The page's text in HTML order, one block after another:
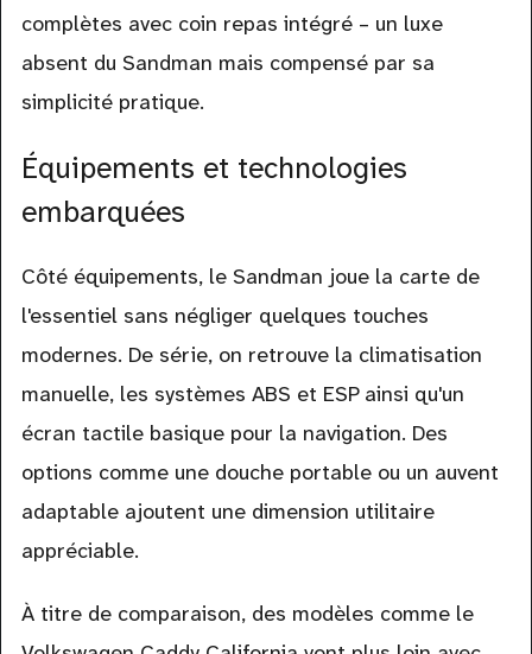
complètes avec coin repas intégré – un luxe
absent du Sandman mais compensé par sa
simplicité pratique.
Équipements et technologies
embarquées
Côté équipements, le Sandman joue la carte de
l'essentiel sans négliger quelques touches
modernes. De série, on retrouve la climatisation
manuelle, les systèmes ABS et ESP ainsi qu'un
écran tactile basique pour la navigation. Des
options comme une douche portable ou un auvent
adaptable ajoutent une dimension utilitaire
appréciable.
À titre de comparaison, des modèles comme le